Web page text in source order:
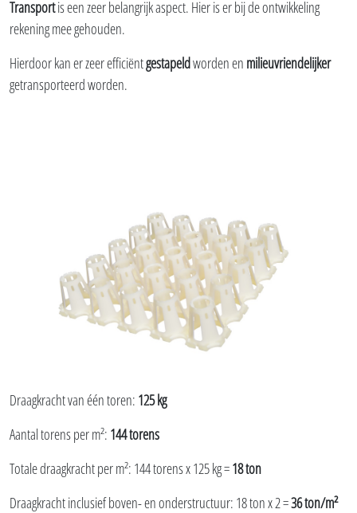
Transportis een zeer belangrijk aspect. Hier is er bij de ontwikkeling
rekening mee gehouden.
Hierdoor kan er zeer efficiëntgestapeldworden en milieuvriendelijker
getransporteerd worden.
Draagkracht van één toren: 125 kg
Aantal torens per m²: 144 torens
Totale draagkracht per m²: 144 torens x 125 kg =18 ton
Draagkracht inclusief boven- en onderstructuur: 18 ton x 2 =36 ton/m²